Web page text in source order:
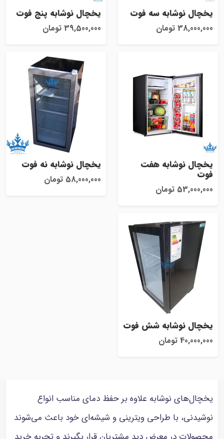
یخچال نوشابه سه فوت
38,000,000 تومان
یخچال نوشابه پنج فوت
39,500,000 تومان
یخچال نوشابه هفت
فوت
53,000,000 تومان
یخچال نوشابه نه فوت
58,000,000 تومان
یخچال نوشابه شش فوت
40,000,000 تومان
یخچال‌های نوشابه علاوه بر حفظ دمای مناسب انواع
نوشیدنی، با طراحی ویترینی و شیشه‌ای خود باعث می‌شوند